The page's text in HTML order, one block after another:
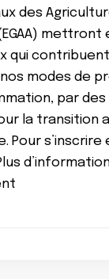
des
mettront
qui
modes de
par
la transition
Pour s’inscrire